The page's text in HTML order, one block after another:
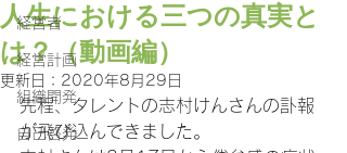
経営者
経営計画
組織開発
自己啓発
人生における三つの真実と
は？（動画編）
更新日： 2020年8月29日
先程、タレントの志村けんさんの訃報
が飛び込んできました。